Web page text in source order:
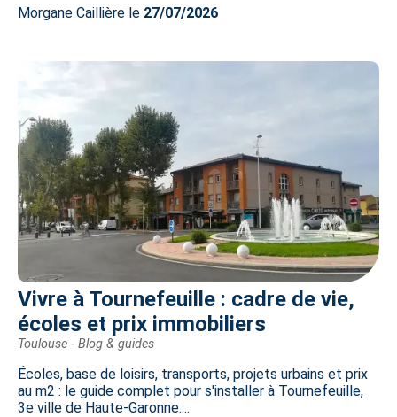
Morgane Caillière le 27/07/2026
Vivre à Tournefeuille : cadre de vie,
écoles et prix immobiliers
Toulouse - Blog & guides
Écoles, base de loisirs, transports, projets urbains et prix
au m2 : le guide complet pour s'installer à Tournefeuille,
3e ville de Haute-Garonne....